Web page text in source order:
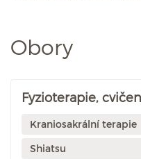
Obory
Fyzioterapie,
Kraniosakrální terapie
Shiatsu